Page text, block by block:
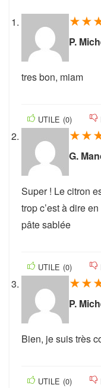
★★
P.
tres bon, miam
UTILE (0)
★★
G.
Super ! Le citron
trop c’est à dire
pâte sablée
UTILE (0)
★★
P.
Bien, je suis très
UTILE (0)